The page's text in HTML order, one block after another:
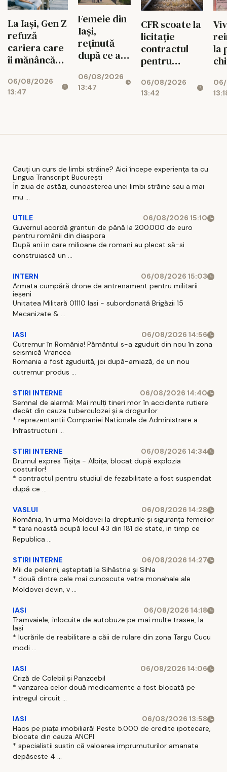
La Iași, Gen Z
refuză
cariera care
îi mănâncă
06/08/2026
13:47
Femeie din
Iași,
reținută
după ce ar
mașina
într-o
06/08/2026
13:47
CFR scoate la
licitație
contractul
pentru
liniei Iași -
Ungheni
06/08/2026
13:42
la
Cauți un curs de limbi străine? Aici începe experiența ta cu
Lingua Transcript București
În ziua de astăzi, cunoasterea unei limbi străine sau a mai
mu ...
UTILE
06/08/2026 15:10
Guvernul acordă granturi de până la 200.000 de euro
pentru românii din diaspora
După ani in care milioane de romani au plecat să-si
construiască un ...
INTERN
06/08/2026 15:03
Armata cumpără drone de antrenament pentru militarii
ieșeni
Unitatea Militară 01110 Iasi - subordonată Brigăzii 15
Mecanizate & ...
IASI
06/08/2026 14:56
Cutremur în România! Pământul s-a zguduit din nou în zona
seismică Vrancea
Romania a fost zguduită, joi după-amiază, de un nou
cutremur produs ...
STIRI INTERNE
06/08/2026 14:40
Semnal de alarmă: Mai mulți tineri mor în accidente rutiere
decât din cauza tuberculozei și a drogurilor
* reprezentantii Companiei Nationale de Administrare a
Infrastructurii ...
STIRI INTERNE
06/08/2026 14:34
Drumul expres Tișița - Albița, blocat după explozia
costurilor!
* contractul pentru studiul de fezabilitate a fost suspendat
după ce ...
VASLUI
06/08/2026 14:28
România, în urma Moldovei la drepturile și siguranța femeilor
* tara noastă ocupă locul 43 din 181 de state, in timp ce
Republica ...
STIRI INTERNE
06/08/2026 14:27
Mii de pelerini, așteptați la Sihăstria și Sihla
* două dintre cele mai cunoscute vetre monahale ale
Moldovei devin, v ...
IASI
06/08/2026 14:18
Tramvaiele, înlocuite de autobuze pe mai multe trasee, la
Iași
* lucrările de reabilitare a căii de rulare din zona Targu Cucu
modi ...
IASI
06/08/2026 14:06
Criză de Colebil și Panzcebil
* vanzarea celor două medicamente a fost blocată pe
intregul circuit ...
IASI
06/08/2026 13:58
Haos pe piața imobiliară! Peste 5.000 de credite ipotecare,
blocate din cauza ANCPI
* specialistii sustin că valoarea imprumuturilor amanate
depăseste 4 ...